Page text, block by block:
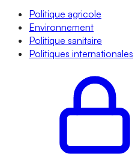
Politique agricole
Environnement
Politique sanitaire
Politiques internationales